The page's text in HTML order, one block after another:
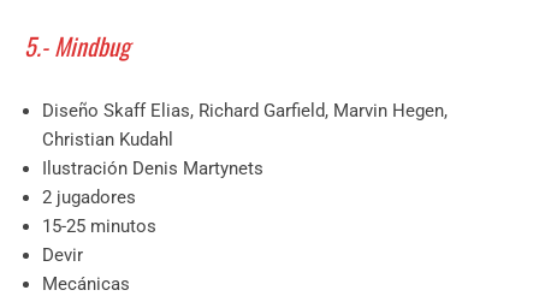
5.- Mindbug
Diseño Skaff Elias, Richard Garfield, Marvin Hegen,
Christian Kudahl
Ilustración Denis Martynets
2 jugadores
15-25 minutos
Devir
Mecánicas